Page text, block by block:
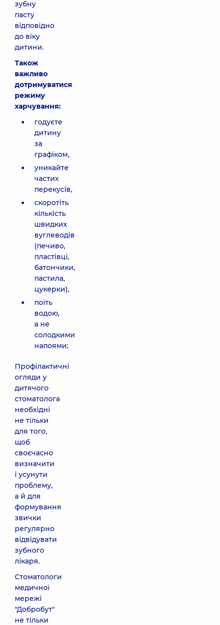
зубну
пасту
відповідно
до віку
дитини.
Також
важливо
дотримуватися
режиму
харчування:
годуєте
дитину
за
графіком,
уникайте
частих
перекусів,
скоротіть
кількість
швидких
вуглеводів
(печиво,
пластівці,
батончики,
пастила,
цукерки),
поїть
водою,
а не
солодкими
напоями;
Профілактичні
огляди у
дитячого
стоматолога
необхідні
не тільки
для того,
щоб
своєчасно
визначити
і усунути
проблему,
а й для
формування
звички
регулярно
відвідувати
зубного
лікаря.
Стоматологи
медичної
мережі
"Добробут"
не тільки